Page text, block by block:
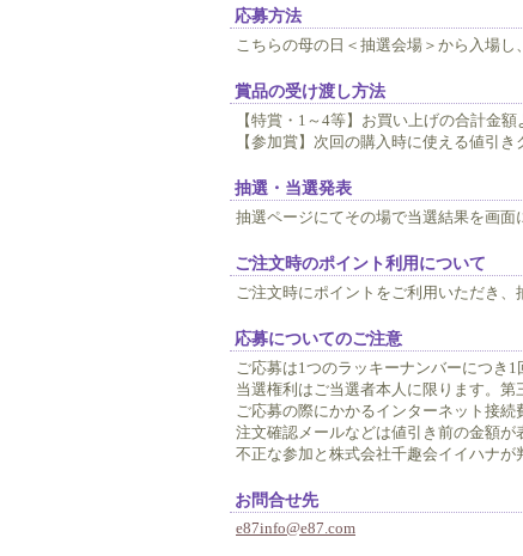
応募方法
こちらの母の日＜抽選会場＞から入場
賞品の受け渡し方法
【特賞・1～4等】お買い上げの合計金
【参加賞】次回の購入時に使える値引
抽選・当選発表
抽選ページにてその場で当選結果を画面
ご注文時のポイント利用について
ご注文時にポイントをご利用いただき
応募についてのご注意
ご応募は1つのラッキーナンバーにつき1
当選権利はご当選者本人に限ります。第
ご応募の際にかかるインターネット接続
注文確認メールなどは値引き前の金額が
不正な参加と株式会社千趣会イイハナが
お問合せ先
e87info@e87.com